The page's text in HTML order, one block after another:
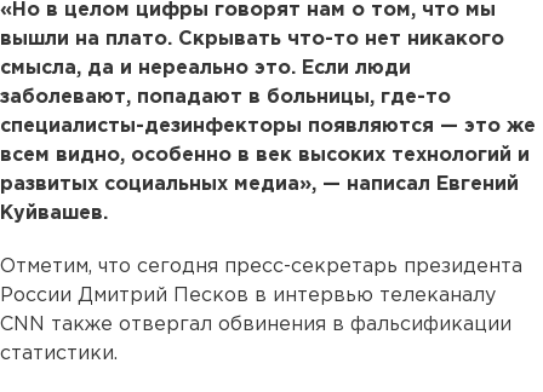
«Но в целом цифры говорят нам о том, что мы
вышли на плато. Скрывать что-то нет никакого
смысла, да и нереально это. Если люди
заболевают, попадают в больницы, где-то
специалисты-дезинфекторы появляются — это же
всем видно, особенно в век высоких технологий и
развитых социальных медиа», — написал Евгений
Куйвашев.
Отметим, что сегодня пресс-секретарь президента
России Дмитрий Песков в интервью телеканалу
CNN также отвергал обвинения в фальсификации
статистики.